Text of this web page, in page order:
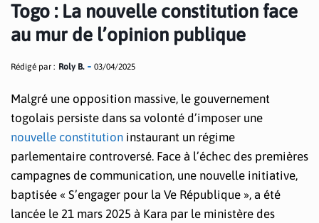
Togo : La nouvelle constitution face
au mur de l’opinion publique
Rédigé par : Roly B. 03/04/2025
Malgré une opposition massive, le gouvernement
togolais persiste dans sa volonté d’imposer une
nouvelle constitution instaurant un régime
parlementaire controversé. Face à l’échec des premières
campagnes de communication, une nouvelle initiative,
baptisée « S’engager pour la Ve République », a été
lancée le 21 mars 2025 à Kara par le ministère des